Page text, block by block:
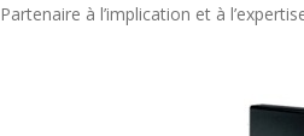
Partenaire à l’implication et à